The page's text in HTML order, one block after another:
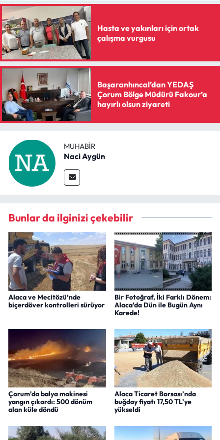
Hasta ve yakınları için ortak
çalışma vurgusu
Başaranhıncal’dan YEDAŞ
Çorum Bölge Müdürü Fakour’a
hayırlı olsun ziyareti
MUHABIR
Naci Aygün
Bunlar da ilginizi çekebilir
Alaca ve Mecitözü’nde
biçerdöver kontrolleri sürüyor
Bir Fotoğraf, İki Farklı Dönem:
Alaca’da Dün ile Bugün Aynı
Karede!
Çorum’da balya makinesi
yangın çıkardı: 500 dönüm
alan küle döndü
Alaca Ticaret Borsası’nda
buğday fiyatı 17,50 TL’ye
yükseldi
Siyaset
Spor
Sungurlu Haberleri
Turizm
Uğurludağ Haberleri
Yayla Haber
Yemek Tarifleri